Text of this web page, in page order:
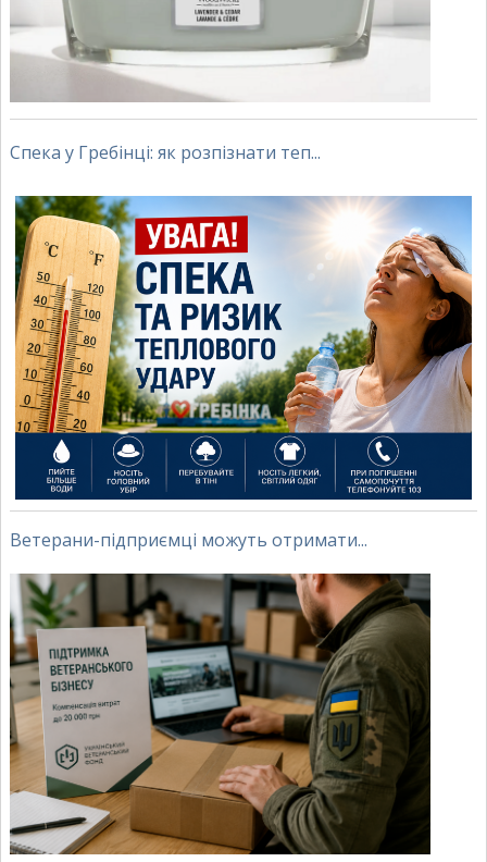
Спека у Гребінці: як розпізнати теп...
Ветерани-підприємці можуть отримати...